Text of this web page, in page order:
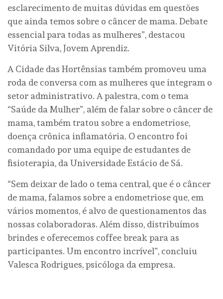
esclarecimento de muitas dúvidas em questões
que ainda temos sobre o câncer de mama. Debate
essencial para todas as mulheres”, destacou
Vitória Silva, Jovem Aprendiz.
A Cidade das Hortênsias também promoveu uma
roda de conversa com as mulheres que integram o
setor administrativo. A palestra, com o tema
“Saúde da Mulher”, além de falar sobre o câncer de
mama, também tratou sobre a endometriose,
doença crônica inflamatória. O encontro foi
comandado por uma equipe de estudantes de
fisioterapia, da Universidade Estácio de Sá.
“Sem deixar de lado o tema central, que é o câncer
de mama, falamos sobre a endometriose que, em
vários momentos, é alvo de questionamentos das
nossas colaboradoras. Além disso, distribuímos
brindes e oferecemos coffee break para as
participantes. Um encontro incrível”, concluiu
Valesca Rodrigues, psicóloga da empresa.